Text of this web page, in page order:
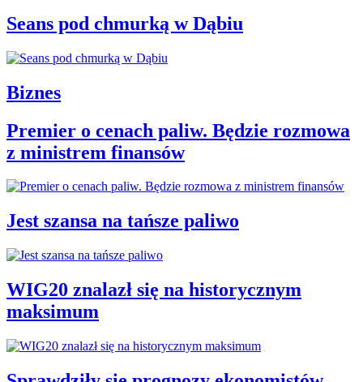
Seans pod chmurką w Dąbiu
Biznes
Premier o cenach paliw. Będzie rozmowa
z ministrem finansów
Jest szansa na tańsze paliwo
WIG20 znalazł się na historycznym
maksimum